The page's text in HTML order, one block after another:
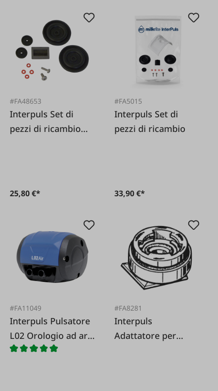
#FA48653
Interpuls Set di
pezzi di ricambio
25,80 €*
#FA5015
Interpuls Set di
pezzi di ricambio
33,90 €*
#FA11049
Interpuls Pulsatore
L02 Orologio ad aria
60/40 90 colpi per le
#FA8281
Interpuls
Adattatore per